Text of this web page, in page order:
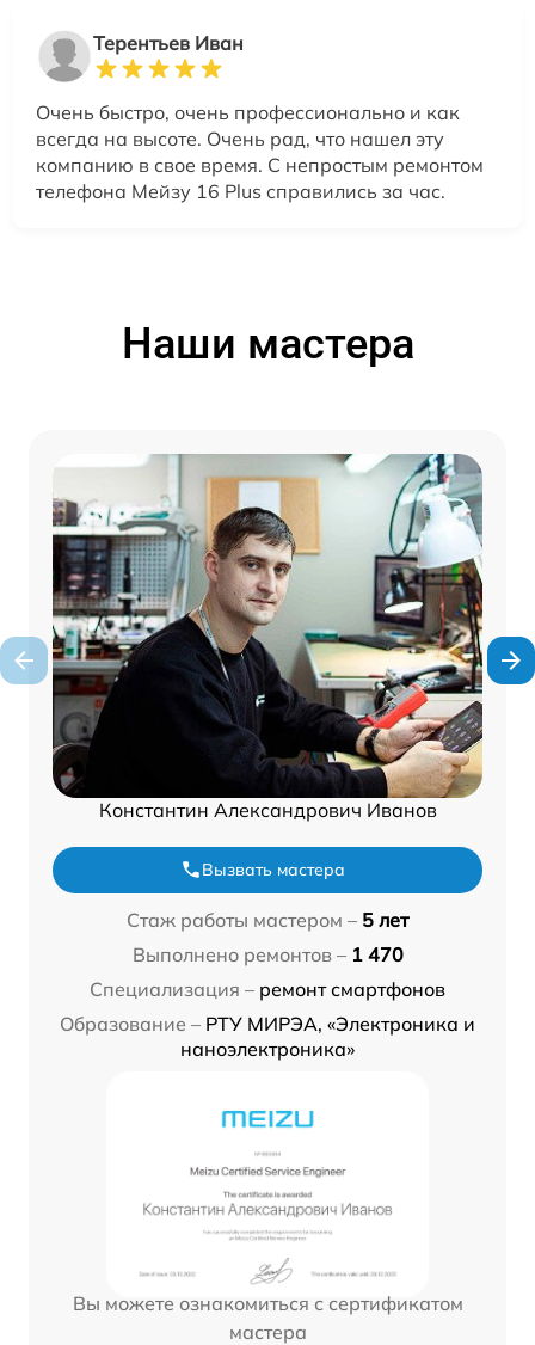
Терентьев Иван
Очень быстро, очень профессионально и как
всегда на высоте. Очень рад, что нашел эту
компанию в свое время. С непростым ремонтом
телефона Мейзу 16 Plus справились за час.
Наши мастера
Константин Александрович Иванов
Вызвать мастера
Стаж работы мастером – 5 лет
Выполнено ремонтов – 1 470
Специализация – ремонт смартфонов
Образование – РТУ МИРЭА, «Электроника и
наноэлектроника»
Вы можете ознакомиться с сертификатом
мастера